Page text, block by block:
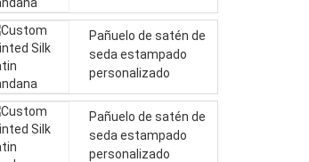
Pañuelo de satén de
seda estampado
personalizado
Pañuelo de satén de
seda estampado
personalizado